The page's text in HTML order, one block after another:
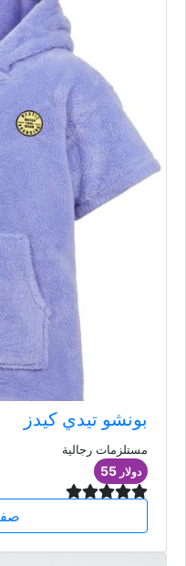
بونشو تيدي كيدز
مستلزمات رجالية
55 دولار